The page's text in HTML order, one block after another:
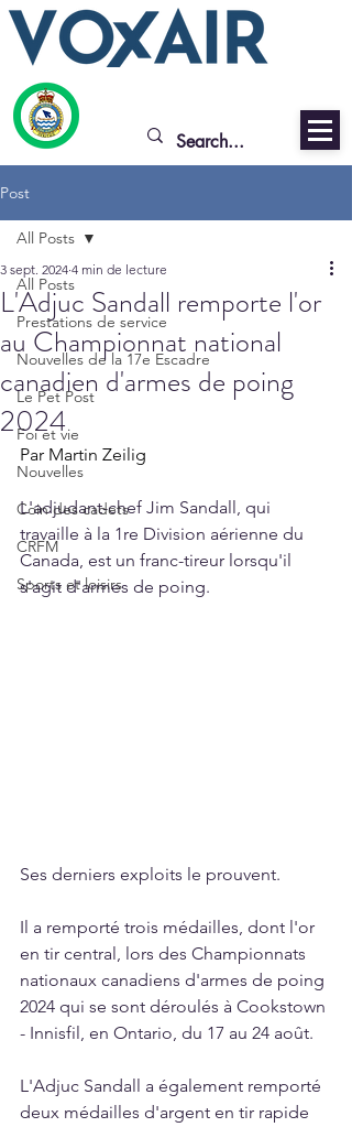
Post
All Posts
Prestations de service
Nouvelles de la 17e Escadre
Le Pet Post
Foi et vie
Nouvelles
Coin des cadets
CRFM
Sports et loisirs
All Posts
L'Adjuc Sandall remporte l'or
au Championnat national
canadien d'armes de poing
2024
3 sept. 2024 4 min de lecture
Par Martin Zeilig
L'adjudant-chef Jim Sandall, qui
travaille à la 1re Division aérienne du
Canada, est un franc-tireur lorsqu'il
s'agit d'armes de poing.
Ses derniers exploits le prouvent.
Il a remporté trois médailles, dont l'or
en tir central, lors des Championnats
nationaux canadiens d'armes de poing
2024 qui se sont déroulés à Cookstown
- Innisfil, en Ontario, du 17 au 24 août.
L'Adjuc Sandall a également remporté
deux médailles d'argent en tir rapide